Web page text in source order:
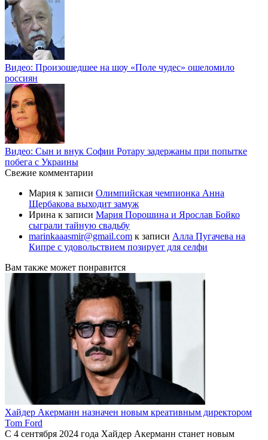
Видео: Произошедшее на шоу «Поле чудес» ошеломило
россиян
Видео: Сын и внук Софии Ротару задержаны при попытке
побега с Украины
Свежие комментарии
Мария к записи Олимпийская чемпионка Анна
Щербакова выходит замуж
Ирина к записи Мария Порошина и Ярослав Бойко
сыграли тайную свадьбу
marinkaaasmir@gmail.com к записи Алла Пугачева на
Кипре с удовольствием позирует для селфи
Вам также может понравится
Хайдер Акерманн назначен новым креативным директором
Tom Ford
С 4 сентября 2024 года Хайдер Акерманн станет новым